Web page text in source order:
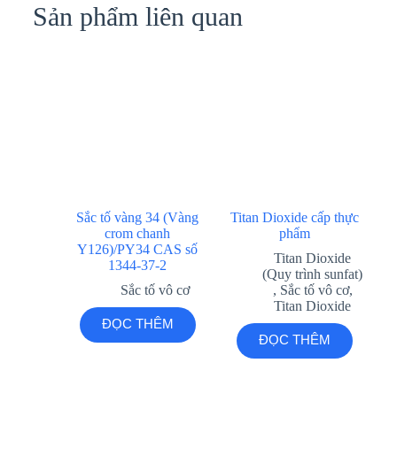
Sản phẩm liên quan
Sắc tố vàng 34 (Vàng
crom chanh
Y126)/PY34 CAS số
1344-37-2
Sắc tố vô cơ
ĐỌC THÊM
Titan Dioxide cấp thực
phẩm
Titan Dioxide
(Quy trình sunfat)
, Sắc tố vô cơ,
Titan Dioxide
ĐỌC THÊM